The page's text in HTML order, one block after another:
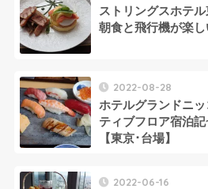
ストリングスホテ
朝食と飛行機が楽し
2022-08-28
ホテルグランドニ
ティブフロア宿泊
【東京･台場】
2022-06-16